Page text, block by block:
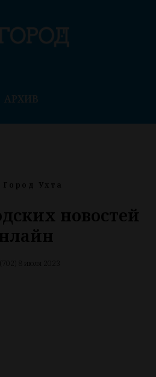
АРХИВ
Город Ухта
новостей
8 июля 2023